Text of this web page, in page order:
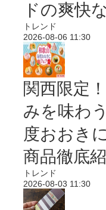
ドの爽快
トレンド
2026-08-06 11:30
関西限定
みを味わ
度おおき
商品徹底
トレンド
2026-08-03 11:30